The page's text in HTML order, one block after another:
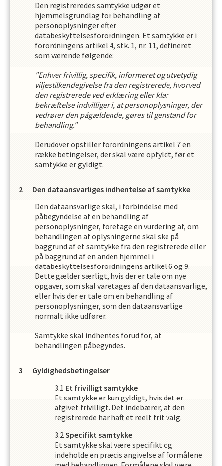
Den registreredes samtykke udgør et
hjemmelsgrundlag for behandling af
personoplysninger efter
databeskyttelsesforordningen. Et samtykke er i
forordningens artikel 4, stk. 1, nr. 11, defineret
som værende følgende:
"Enhver frivillig, specifik, informeret og utvetydig
viljestilkendegivelse fra den registrerede, hvorved
den registrerede ved erklæring eller klar
bekræftelse indvilliger i, at personoplysninger, der
vedrører den pågældende, gøres til genstand for
behandling."
Derudover opstiller forordningens artikel 7 en
række betingelser, der skal være opfyldt, før et
samtykke er gyldigt.
Den dataansvarliges indhentelse af samtykke
Den dataansvarlige skal, i forbindelse med
påbegyndelse af en behandling af
personoplysninger, foretage en vurdering af, om
behandlingen af oplysningerne skal ske på
baggrund af et samtykke fra den registrerede eller
på baggrund af en anden hjemmel i
databeskyttelsesforordningens artikel 6 og 9.
Dette gælder særligt, hvis der er tale om nye
opgaver, som skal varetages af den dataansvarlige,
eller hvis der er tale om en behandling af
personoplysninger, som den dataansvarlige
normalt ikke udfører.
Samtykke skal indhentes forud for, at
behandlingen påbegyndes.
Gyldighedsbetingelser
Et frivilligt samtykke
Et samtykke er kun gyldigt, hvis det er
afgivet frivilligt. Det indebærer, at den
registrerede har haft et reelt frit valg.
Specifikt samtykke
Et samtykke skal være specifikt og
indeholde en præcis angivelse af formålene